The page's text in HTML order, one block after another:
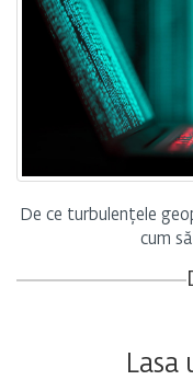
De ce turbulențele
cum